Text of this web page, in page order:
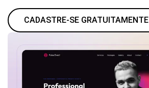
CADASTRE-SE GRATUITAMENTE